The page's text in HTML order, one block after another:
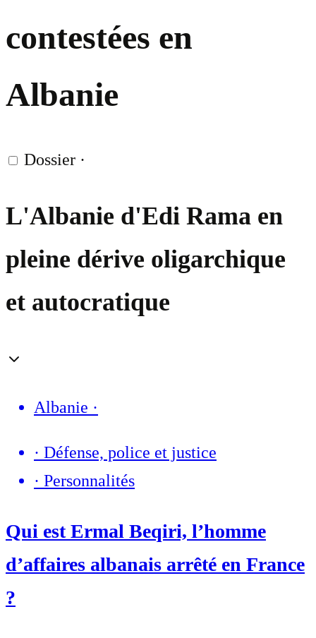
contestées en
Albanie
Dossier ·
L'Albanie d'Edi Rama en
pleine dérive oligarchique
et autocratique
Albanie ·
· Défense, police et justice
· Personnalités
Qui est Ermal Beqiri, l’homme
d’affaires albanais arrêté en France
?